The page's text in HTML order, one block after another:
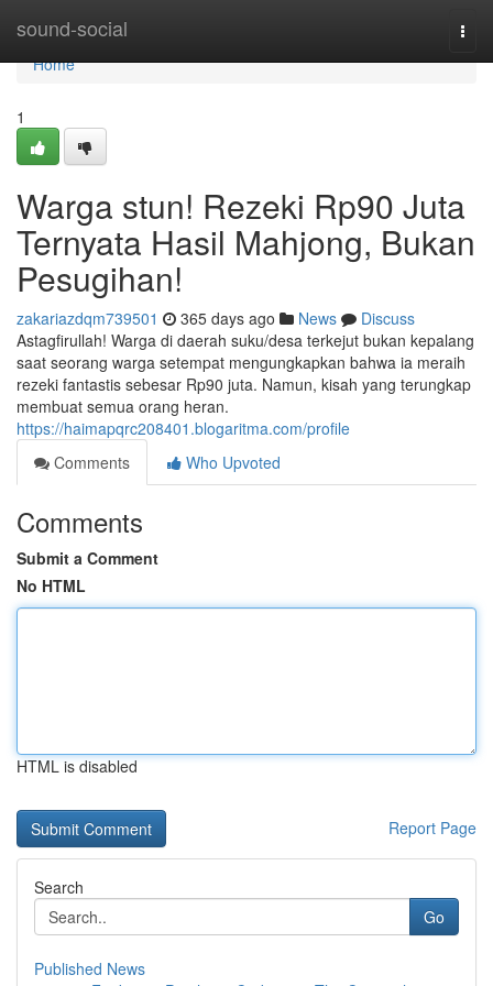
sound-social
Home
Home
1
Warga stun! Rezeki Rp90 Juta
Ternyata Hasil Mahjong, Bukan
Pesugihan!
zakariazdqm739501 365 days ago News
Discuss
Astagfirullah! Warga di daerah suku/desa terkejut bukan kepalang
saat seorang warga setempat mengungkapkan bahwa ia meraih
rezeki fantastis sebesar Rp90 juta. Namun, kisah yang terungkap
membuat semua orang heran.
https://haimapqrc208401.blogaritma.com/profile
Comments
Who Upvoted
Comments
Submit a Comment
No HTML
HTML is disabled
Report Page
Search
Go
Published News